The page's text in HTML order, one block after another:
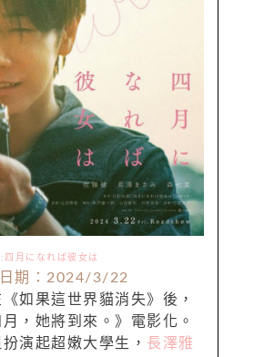
四月になれば彼女は
日期：2024/3/22
如果這世界貓消失》後，
，她將到來。》電影化。
扮演起超嫩大學生， 長澤雅